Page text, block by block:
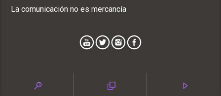
La comunicación no es mercancía